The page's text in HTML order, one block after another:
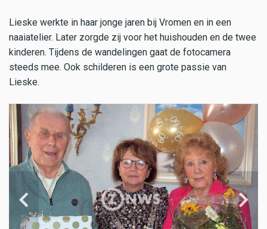
Lieske werkte in haar jonge jaren bij Vromen en in een
naaiatelier. Later zorgde zij voor het huishouden en de twee
kinderen. Tijdens de wandelingen gaat de fotocamera
steeds mee. Ook schilderen is een grote passie van
Lieske.